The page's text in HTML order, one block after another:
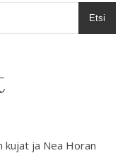
Etsi
kujat ja Nea Horan